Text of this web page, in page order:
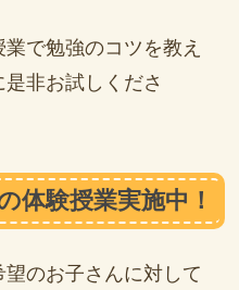
で勉強のコツを教え
非お試しくださ
体験授業実施中！
のお子さんに対して